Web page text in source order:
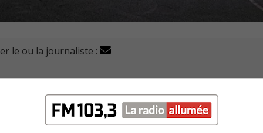
le ou la journaliste :
que les gouvernements investissent « STAT »
sociaux salubres.
régionale des OSBL d’habitation de la Montérégie et de